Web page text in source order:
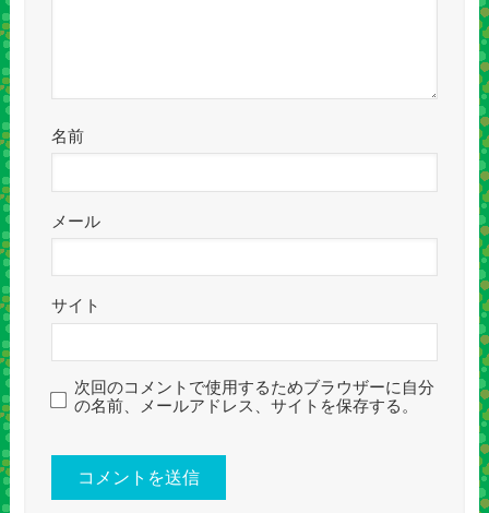
名前
メール
サイト
次回のコメントで使用するためブラウザーに自分
の名前、メールアドレス、サイトを保存する。